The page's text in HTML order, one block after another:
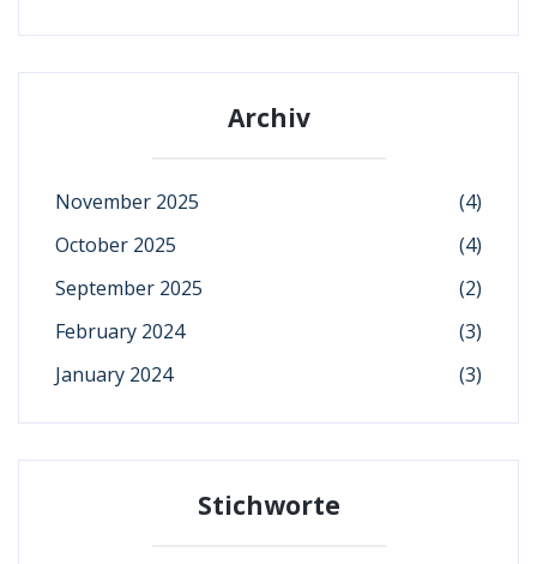
Archiv
November 2025
(4)
October 2025
(4)
September 2025
(2)
February 2024
(3)
January 2024
(3)
Stichworte